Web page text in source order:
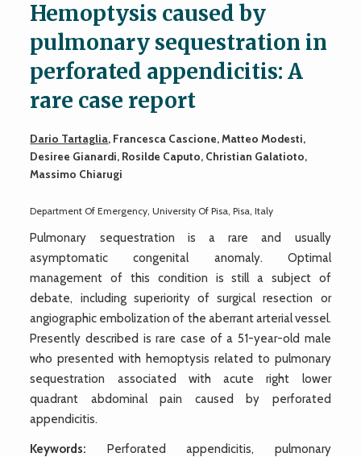
Hemoptysis caused by
pulmonary sequestration in
perforated appendicitis: A
rare case report
Dario Tartaglia, Francesca Cascione, Matteo Modesti,
Desiree Gianardi, Rosilde Caputo, Christian Galatioto,
Massimo Chiarugi
Department Of Emergency, University Of Pisa, Pisa, Italy
Pulmonary sequestration is a rare and usually
asymptomatic congenital anomaly. Optimal
management of this condition is still a subject of
debate, including superiority of surgical resection or
angiographic embolization of the aberrant arterial vessel.
Presently described is rare case of a 51-year-old male
who presented with hemoptysis related to pulmonary
sequestration associated with acute right lower
quadrant abdominal pain caused by perforated
appendicitis.
Keywords: Perforated appendicitis, pulmonary